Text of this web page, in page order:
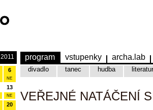
2011
6
NE
13
NE
20
program vstupenky archa.lab
divadlo tanec hudba
VEŘEJNÉ NATÁČENÍ